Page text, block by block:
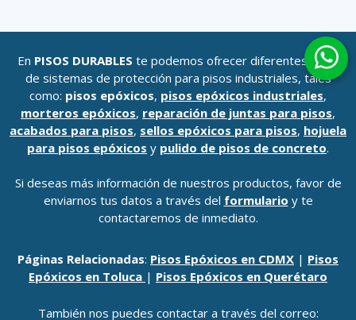
En PISOS DURABLES te podemos ofrecer diferentes tipos
de sistemas de protección para pisos industriales, tales
como: pisos epóxicos, pisos epóxicos industriales,
morteros epóxicos, reparación de juntas para pisos,
acabados para pisos, sellos epóxicos para pisos, hojuela
para pisos epóxicos y pulido de pisos de concreto.
Si deseas más información de nuestros productos, favor de
enviarnos tus datos a través del formulario y te
contactaremos de inmediato.
Páginas Relacionadas: Pisos Epóxicos en CDMX | Pisos
Epóxicos en Toluca | Pisos Epóxicos en Querétaro
También nos puedes contactar a través del correo: